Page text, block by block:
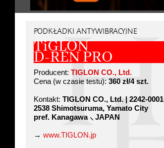
PODKŁADKI ANTYWIBRACYJNE
TiGLON
D-REN PRO
Producent: TIGLON CO., Ltd.
Cena (w czasie testu): 360 zł/4 szt.
Kontakt: TIGLON CO., Ltd. | 2242-0001
2538 Shimotsuruma, Yamato City
pref. Kanagawa ⸜ JAPAN
→ www.TIGLON.jp